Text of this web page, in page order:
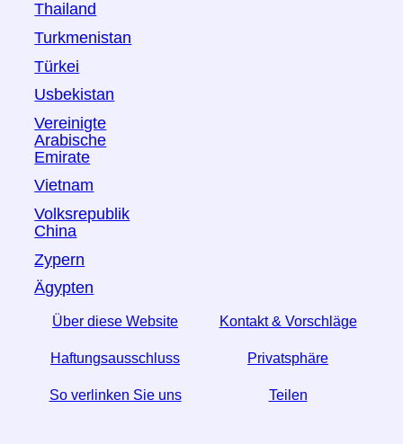
Thailand
Turkmenistan
Türkei
Usbekistan
Vereinigte
Arabische
Emirate
Vietnam
Volksrepublik
China
Zypern
Ägypten
Über diese Website Kontakt & Vorschläge
Haftungsausschluss Privatsphäre
So verlinken Sie uns Teilen